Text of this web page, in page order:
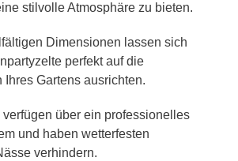
stilvolle Atmosphäre zu bieten.
Dimensionen lassen sich
perfekt auf die
Ihres Gartens ausrichten.
verfügen über ein professionelles
und haben wetterfesten
verhindern.